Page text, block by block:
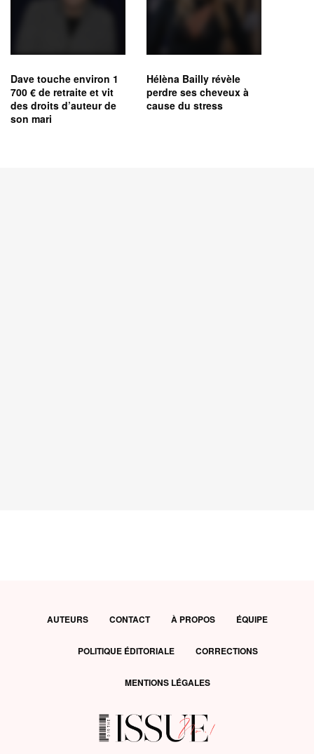
Dave touche environ 1
700 € de retraite et vit
des droits d’auteur de
son mari
Hélèna Bailly révèle
perdre ses cheveux à
cause du stress
AUTEURS CONTACT À PROPOS ÉQUIPE
POLITIQUE ÉDITORIALE CORRECTIONS
MENTIONS LÉGALES